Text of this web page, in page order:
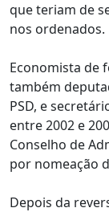
que teriam de
nos ordenados.
Economista de
também
PSD, e
entre 2002 e
Conselho de
por nomeação
Depois da